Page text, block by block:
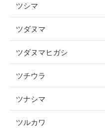
ツシマ
ツダヌマ
ツダヌマヒガシ
ツチウラ
ツナシマ
ツルカワ